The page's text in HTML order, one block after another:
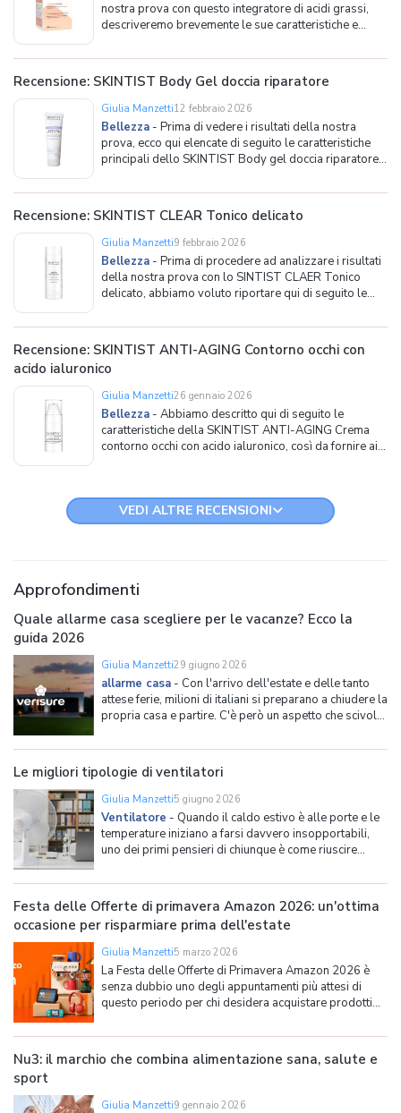
nostra prova con questo integratore di acidi grassi,
descriveremo brevemente le sue caratteristiche e
Innanzitutto, va detto che gli acidi grassi sono nutrienti
che non vengono prodotti dal corpo
Recensione: SKINTIST Body Gel doccia riparatore
Giulia Manzetti12 febbraio 2026
Bellezza - Prima di vedere i risultati della nostra
prova, ecco qui elencate di seguito le caratteristiche
principali dello SKINTIST Body gel doccia riparatore e
generali del body gel Come anticipato, questo gel
doccia è un prodotto a tutto tondo, che non
Recensione: SKINTIST CLEAR Tonico delicato
Giulia Manzetti9 febbraio 2026
Bellezza - Prima di procedere ad analizzare i risultati
della nostra prova con lo SINTIST CLAER Tonico
delicato, abbiamo voluto riportare qui di seguito le
consumatori tutte le informazioni necessarie prima di
procedere all'acquisto. Caratteristiche generali
Recensione: SKINTIST ANTI-AGING Contorno occhi con
acido ialuronico
Giulia Manzetti26 gennaio 2026
Bellezza - Abbiamo descritto qui di seguito le
caratteristiche della SKINTIST ANTI-AGING Crema
contorno occhi con acido ialuronico, così da fornire ai
Caratteristiche gener
VEDI ALTRE RECENSIONI
Approfondimenti
Quale allarme casa scegliere per le vacanze? Ecco la
guida 2026
Giulia Manzetti29 giugno 2026
allarme casa - Con l'arrivo dell'estate e delle tanto
attese ferie, milioni di italiani si preparano a chiudere la
propria casa e partire. C'è però un aspetto che scivola
disabitata per giorni, se non settimane intere. Ed è
proprio in questi periodi di asse
Le migliori tipologie di ventilatori
Giulia Manzetti5 giugno 2026
Ventilatore - Quando il caldo estivo è alle porte e le
temperature iniziano a farsi davvero insopportabili,
uno dei primi pensieri di chiunque è come riuscire
riuscendo a trovare sollievo dall'afa: è proprio qui che
entra in gioco il ventilatore, da sempre
Festa delle Offerte di primavera Amazon 2026: un'ottima
occasione per risparmiare prima dell'estate
Giulia Manzetti5 marzo 2026
La Festa delle Offerte di Primavera Amazon 2026 è
senza dubbio uno degli appuntamenti più attesi di
questo periodo per chi desidera acquistare prodotti
dell'estate. Amazon offre, infatti, anche quest'anno una
settimana di promozioni su centinaia di ar
Nu3: il marchio che combina alimentazione sana, salute e
sport
Giulia Manzetti9 gennaio 2026